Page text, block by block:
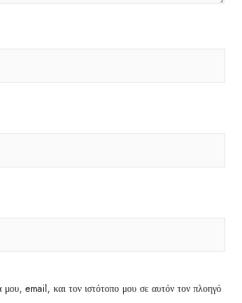
email, και τον ιστότοπο μου σε αυτόν τον πλοηγό